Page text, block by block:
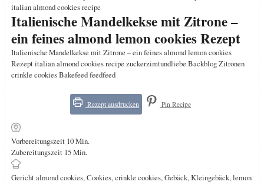
Italienische Mandelkekse mit Zitrone –
ein feines almond lemon cookies Rezept
Italienische Mandelkekse mit Zitrone – ein feines almond lemon cookies
Rezept italian almond cookies recipe zuckerzimtundliebe Backblog Zitronen
crinkle cookies Bakefeed feedfeed
Rezept ausdrucken Pin Recipe
Vorbereitungszeit 10Minuten
Min.
Zubereitungszeit 15Minuten
Min.
Gerichtalmond cookies, Cookies, crinkle cookies, Gebäck, Kleingebäck, lemon